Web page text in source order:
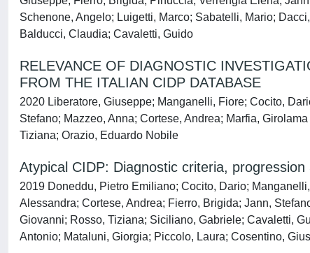
Schenone, Angelo; Luigetti, Marco; Sabatelli, Mario;
Balducci, Claudia; Cavaletti, Guido
RELEVANCE OF DIAGNOSTIC
FROM THE ITALIAN CIDP DATABASE
2020 Liberatore, Giuseppe; Manganelli, Fiore; Cocito,
Stefano; Mazzeo, Anna; Cortese, Andrea; Marfia,
Tiziana; Orazio, Eduardo Nobile
Atypical CIDP: Diagnostic criteria,
2019 Doneddu, Pietro Emiliano; Cocito, Dario;
Alessandra; Cortese, Andrea; Fierro, Brigida; Jann,
Giovanni; Rosso, Tiziana; Siciliano, Gabriele; Cavaletti,
Antonio; Mataluni, Giorgia; Piccolo, Laura; Cosentino,